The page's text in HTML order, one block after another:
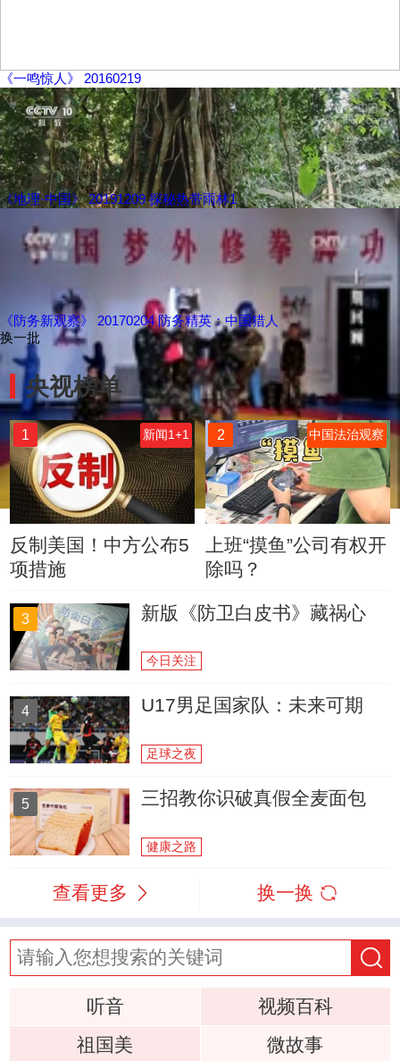
《一鸣惊人》 20160219
《地理·中国》 20191209 探秘热带雨林1
《防务新观察》 20170204 防务精英：中国猎人
换一批
央视榜单
1 新闻1+1
反制美国！中方公布5
项措施
2 中国法治观察
上班“摸鱼”公司有权开
除吗？
3 新版《防卫白皮书》藏祸心
今日关注
4 U17男足国家队：未来可期
足球之夜
5 三招教你识破真假全麦面包
健康之路
查看更多 换一换
听音
视频百科
祖国美
微故事